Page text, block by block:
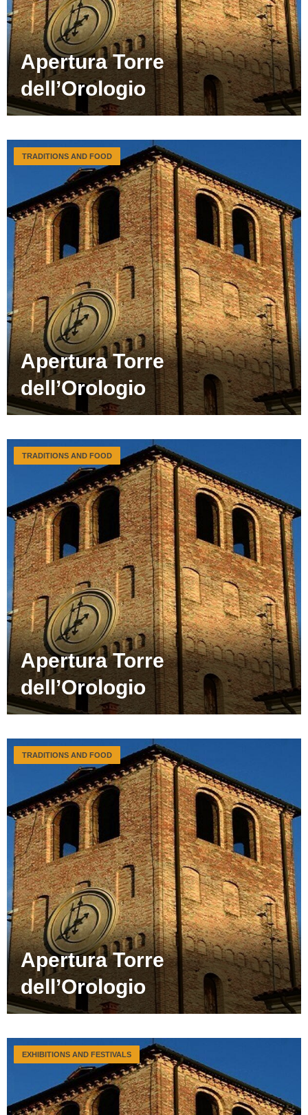
Apertura Torre
dell’Orologio
Apertura Torre
dell’Orologio
TRADITIONS AND FOOD
Apertura Torre
dell’Orologio
TRADITIONS AND FOOD
Apertura Torre
dell’Orologio
TRADITIONS AND FOOD
EXHIBITIONS AND FESTIVALS